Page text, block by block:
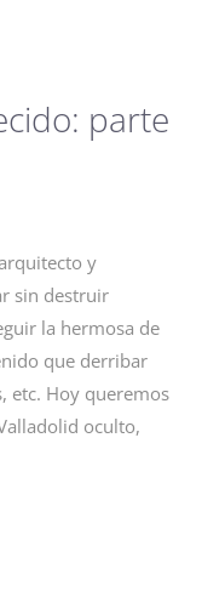
parte
y
sin destruir
la hermosa de
que derribar
etc. Hoy queremos
oculto,